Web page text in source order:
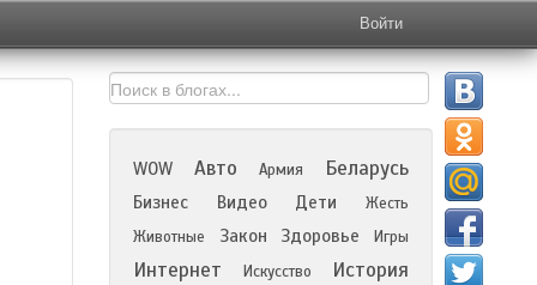
Войти
WOW Авто Армия Беларусь
Бизнес Видео Дети
Жесть
Животные
Закон Здоровье Игры
Интернет Искусство История